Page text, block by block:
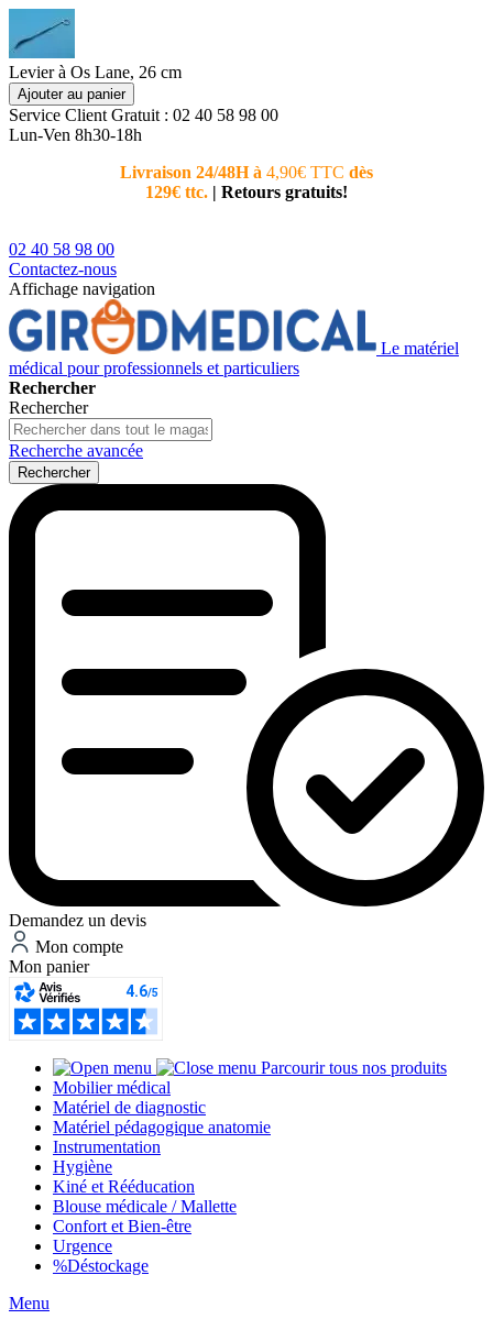
Levier à Os Lane, 26 cm
Ajouter au panier
Service Client Gratuit : 02 40 58 98 00
Lun-Ven 8h30-18h
Livraison 24/48H à 4,90€ TTC dès
129€ ttc. | Retours gratuits!
02 40 58 98 00
Contactez-nous
Affichage navigation
Le matériel
médical pour professionnels et particuliers
Rechercher
Rechercher
Recherche avancée
Rechercher
Demandez un devis
Mon compte
Mon panier
Parcourir tous nos produits
Mobilier médical
Matériel de diagnostic
Matériel pédagogique anatomie
Instrumentation
Hygiène
Kiné et Rééducation
Blouse médicale / Mallette
Confort et Bien-être
Urgence
%Déstockage
Menu